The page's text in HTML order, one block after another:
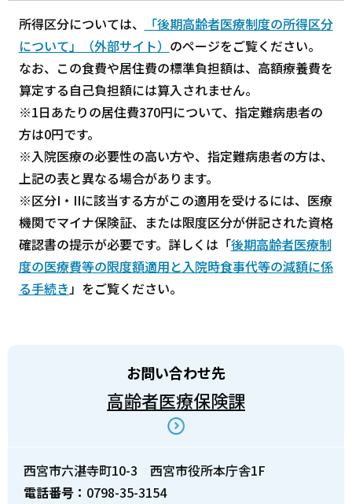
所得区分については、
「後期高齢者医療制度の所得区分
について」（外部サイト） のページをご覧ください。
なお、この食費や居住費の標準負担額は、高額療養費を
算定する自己負担額には算入されません。
※1日あたりの居住費370円について、指定難病患者の
方は0円です。
※入院医療の必要性の高い方や、指定難病患者の方は、
上記の表と異なる場合があります。
※区分I・IIに該当する方がこの適用を受けるには、医療
機関でマイナ保険証、または限度区分が併記された資格
確認書の提示が必要です。詳しくは「後期高齢者医療制
度の医療費等の限度額適用と入院時食事代等の減額に係
る手続き 」をご覧ください。
お問い合わせ先
高齢者医療保険課
西宮市六湛寺町10-3 西宮市役所本庁舎1F
電話番号： 0798-35-3154